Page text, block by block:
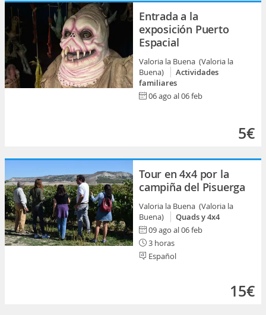
Entrada a la
exposición Puerto
Espacial
Valoria la Buena (Valoria la
Buena)
Actividades
familiares
06 ago al 06 feb
5€
Tour en 4x4 por la
campiña del Pisuerga
Valoria la Buena (Valoria la
Buena)
Quads y 4x4
09 ago al 06 feb
3 horas
Español
15€